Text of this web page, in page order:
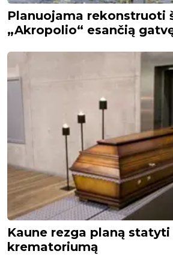
Planuojama rekonstruoti
„Akropolio“ esančią
Kaune rezga planą statyti
krematoriumą